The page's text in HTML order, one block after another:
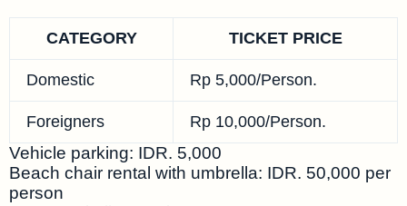
CATEGORY TICKET PRICE
Domestic Rp 5,000/Person.
Foreigners Rp 10,000/Person.
Vehicle parking: IDR. 5,000
Beach chair rental with umbrella: IDR. 50,000 per
person